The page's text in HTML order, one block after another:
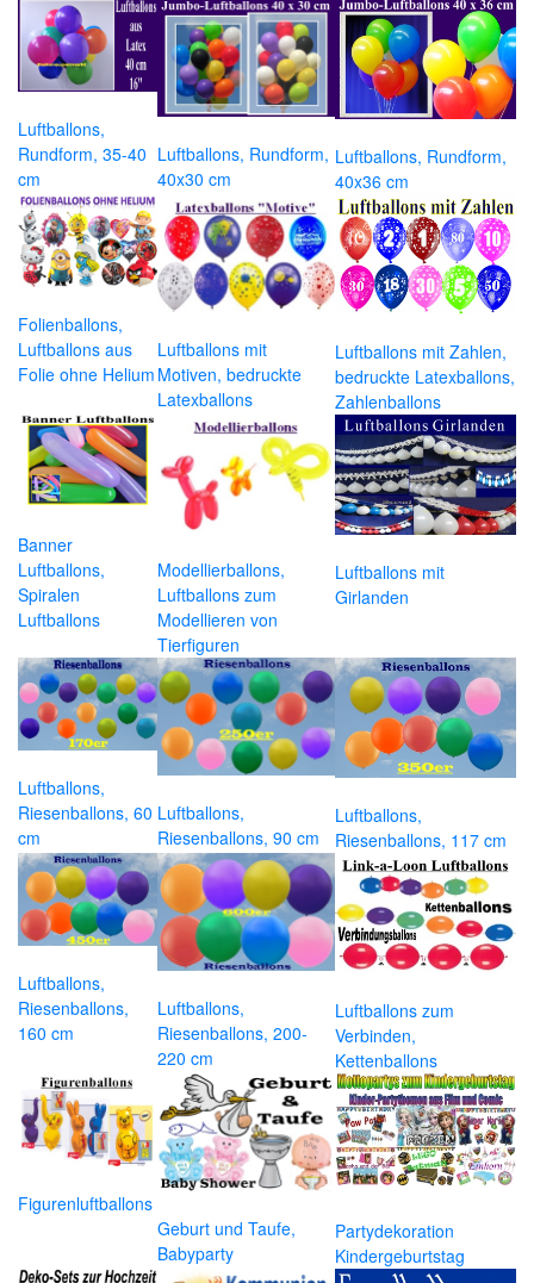
Luftballons,
Rundform, 35-40
cm
Luftballons, Rundform,
40x30 cm
Luftballons, Rundform,
40x36 cm
Folienballons,
Luftballons aus
Folie ohne Helium
Luftballons mit
Motiven, bedruckte
Latexballons
Luftballons mit Zahlen,
bedruckte Latexballons,
Zahlenballons
Banner
Luftballons,
Spiralen
Luftballons
Modellierballons,
Luftballons zum
Modellieren von
Tierfiguren
Luftballons mit
Girlanden
Luftballons,
Riesenballons, 60
cm
Luftballons,
Riesenballons, 90 cm
Luftballons,
Riesenballons, 117 cm
Luftballons,
Riesenballons,
160 cm
Luftballons,
Riesenballons, 200-
220 cm
Luftballons zum
Verbinden,
Kettenballons
Figurenluftballons
Geburt und Taufe,
Babyparty
Partydekoration
Kindergeburtstag